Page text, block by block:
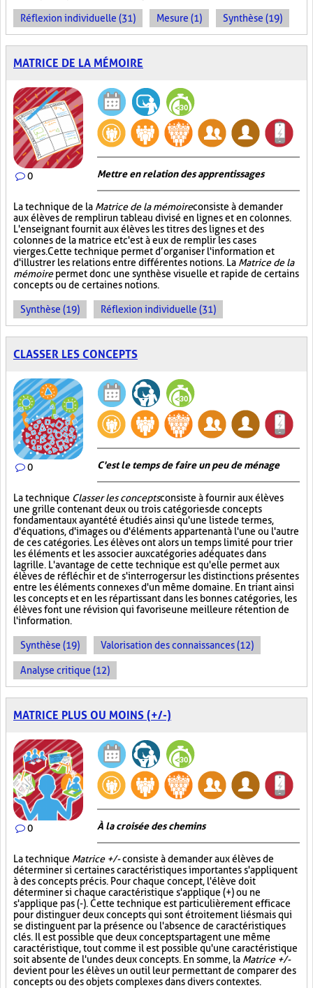
Réflexion individuelle (31) Mesure (1) Synthèse (19)
MATRICE DE LA MÉMOIRE
0 Mettre en relation des apprentissages
La technique de la Matrice de la mémoireconsiste à demander
aux élèves de remplir un tableau divisé en lignes et en colonnes.
L'enseignant fournit aux élèves les titres des lignes et des
colonnes de la matrice et c'est à eux de remplir les cases
vierges. Cette technique permet d’organiser l'information et
d'illustrer les relations entre différentes notions. La Matrice de la
mémoirepermet donc une synthèse visuelle et rapide de certains
concepts ou de certaines notions.
Synthèse (19) Réflexion individuelle (31)
CLASSER LES CONCEPTS
0 C'est le temps de faire un peu de ménage
La technique Classer les conceptsconsiste à fournir aux élèves
une grille contenant deux ou trois catégories de concepts
fondamentaux ayant été étudiés ainsi qu'une liste de termes,
d'équations, d'images ou d'éléments appartenant à l'une ou l'autre
de ces catégories. Les élèves ont alors un temps limité pour trier
les éléments et les associer aux catégories adéquates dans
la grille. L'avantage de cette technique est qu'elle permet aux
élèves de réfléchir et de s'interroger sur les distinctions présentes
entre les éléments connexes d'un même domaine. En triant ainsi
les concepts et en les répartissant dans les bonnes catégories, les
élèves font une révision qui favorise une meilleure rétention de
l'information.
Synthèse (19) Valorisation des connaissances (12)
Analyse critique (12)
MATRICE PLUS OU MOINS (+/-)
0 À la croisée des chemins
La technique Matrice +/-consiste à demander aux élèves de
déterminer si certaines caractéristiques importantes s'appliquent
à des concepts précis. Pour chaque concept, l'élève doit
déterminer si chaque caractéristique s'applique (+) ou ne
s'applique pas (-). Cette technique est particulièrement efficace
pour distinguer deux concepts qui sont étroitement liés mais qui
se distinguent par la présence ou l'absence de caractéristiques
clés. Il est possible que deux concepts partagent une même
caractéristique, tout comme il est possible qu'une caractéristique
soit absente de l'un des deux concepts. En somme, la Matrice +/-
devient pour les élèves un outil leur permettant de comparer des
concepts ou des objets complexes dans divers contextes.